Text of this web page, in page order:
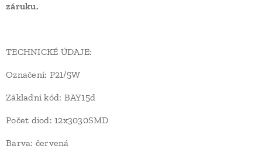
záruku.
TECHNICKÉ ÚDAJE:
Označení: P21/5W
Základní kód: BAY15d
Počet diod: 12x3030SMD
Barva: červená